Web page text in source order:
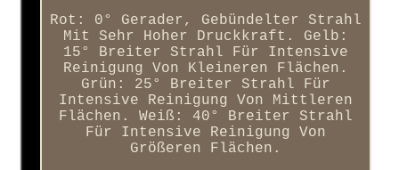
Rot: 0° Gerader, Gebündelter Strahl
Mit Sehr Hoher Druckkraft. Gelb:
15° Breiter Strahl Für Intensive
Reinigung Von Kleineren Flächen.
Grün: 25° Breiter Strahl Für
Intensive Reinigung Von Mittleren
Flächen. Weiß: 40° Breiter Strahl
Für Intensive Reinigung Von
Größeren Flächen.